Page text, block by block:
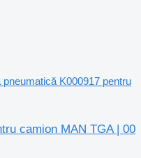
pneumatică K000917 pentru
camion MAN TGA | 00